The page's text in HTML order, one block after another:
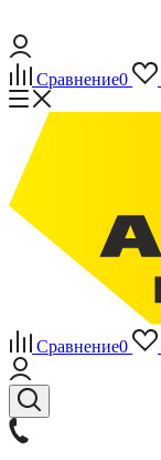
Сравнение0
Сравнение0